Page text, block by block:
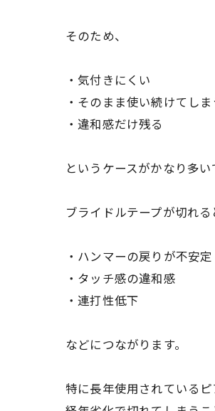
そのため、
・気付きにくい
・そのまま使い続けてしま
・違和感だけ残る
というケースがかなり多い
ブライドルテープが切れる
・ハンマーの戻りが不安定
・タッチ感の違和感
・連打性低下
などにつながります。
特に長年使用されているピ